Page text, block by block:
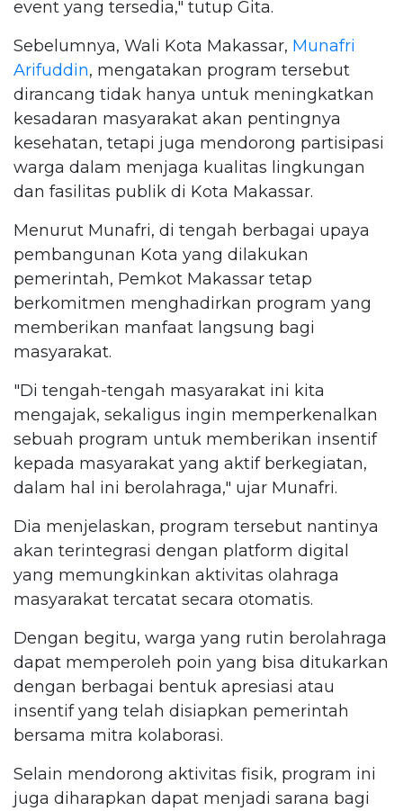
event yang tersedia," tutup Gita.
Sebelumnya, Wali Kota Makassar, Munafri
Arifuddin, mengatakan program tersebut
dirancang tidak hanya untuk meningkatkan
kesadaran masyarakat akan pentingnya
kesehatan, tetapi juga mendorong partisipasi
warga dalam menjaga kualitas lingkungan
dan fasilitas publik di Kota Makassar.
Menurut Munafri, di tengah berbagai upaya
pembangunan Kota yang dilakukan
pemerintah, Pemkot Makassar tetap
berkomitmen menghadirkan program yang
memberikan manfaat langsung bagi
masyarakat.
"Di tengah-tengah masyarakat ini kita
mengajak, sekaligus ingin memperkenalkan
sebuah program untuk memberikan insentif
kepada masyarakat yang aktif berkegiatan,
dalam hal ini berolahraga," ujar Munafri.
Dia menjelaskan, program tersebut nantinya
akan terintegrasi dengan platform digital
yang memungkinkan aktivitas olahraga
masyarakat tercatat secara otomatis.
Dengan begitu, warga yang rutin berolahraga
dapat memperoleh poin yang bisa ditukarkan
dengan berbagai bentuk apresiasi atau
insentif yang telah disiapkan pemerintah
bersama mitra kolaborasi.
Selain mendorong aktivitas fisik, program ini
juga diharapkan dapat menjadi sarana bagi